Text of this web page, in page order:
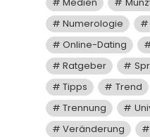
Numerologie
Online-Dating
Ratgeber
Tipps
Trend
Trennung
Veränderung